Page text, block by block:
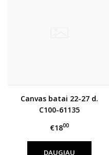
Canvas batai 22-27 d.
C100-61135
€1800
DAUGIAU